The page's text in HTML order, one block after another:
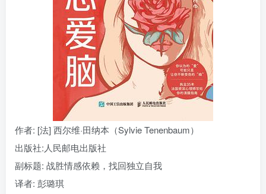
作者: [法] 西尔维·田纳本（Sylvie Tenenbaum）
出版社:人民邮电出版社
副标题: 战胜情感依赖，找回独立自我
译者: 彭璐琪
记住登录 找回密码|免密登录
登录
社交账号登录